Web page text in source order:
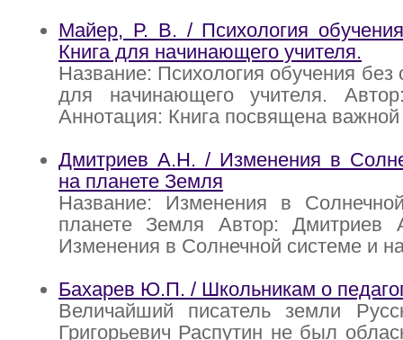
Майер, Р. В. / Психология
Книга для начинающего учителя.
Название: Психология обучения без
для начинающего учителя.
Аннотация: Книга посвящена важной
Дмитриев А.Н. / Изменения в
на планете Земля
Название: Изменения в
планете Земля Автор: Дмитриев
Изменения в Солнечной системе и
Бахарев Ю.П. / Школьникам о
Величайший писатель земли
Григорьевич Распутин не был